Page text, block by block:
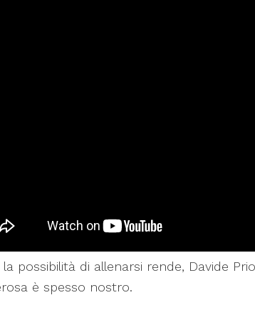
la possibilità di allenarsi rende, Davide
è spesso nostro.